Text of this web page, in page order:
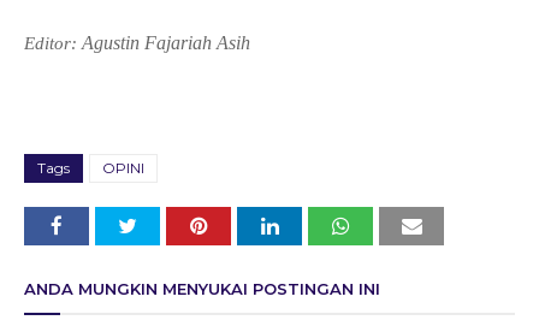
Editor: Agustin Fajariah Asih
Tags OPINI
ANDA MUNGKIN MENYUKAI POSTINGAN INI